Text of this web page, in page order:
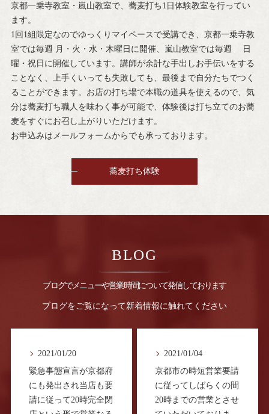
京都一乗寺教室・嵐山教室で、蕎麦打ち1日体験教室を行ってい
ます。
1回1組限定なのでゆっくりマイペースで受講でき、京都一乗寺教
室では毎週 月・火・水・木曜日に開催、嵐山教室では毎週 日
曜・祝日に開催しています。講師が余計な手出しお手伝いをする
ことなく、上手くいっても失敗しても、最後まで自分たちでつく
ることができます。お店の打ち場で本職の道具を使えるので、気
分は蕎麦打ち職人を味わく事が可能で、体験後は打ち立てのお蕎
麦をすぐにお召し上がりいただけます。
お申込みはメールフォームからでも承っております。
蕎麦打ち体験
ブログでメニューや営業時間について発信しております
BLOG
ブログをご覧になって新着情報に触れてください
2021/01/20
緊急事態宣言が京都府
にも発出され当店も要
請に従って20時完全閉
2021/01/04
京都市の時短営業要請
に従ってしばらくの間
20時までの営業とさせ